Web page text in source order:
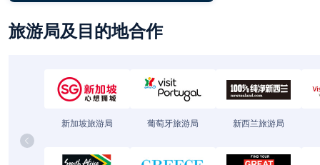
旅游局及目的地合作
新加坡旅游局 葡萄牙旅游局 新西兰旅游局